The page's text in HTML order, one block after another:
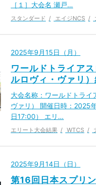
［１］大会名 瀬戸…
スタンダード エイジNCS
2025年9月15日（月）
ワールドトライア
ルロヴィ・ヴァリ
大会名称：ワールドトライ
ヴァリ） 開催日時：2025
日17:00） エリ…
エリート大会結果 WTCS
2025年9月14日（日）
第16回日本スプリ